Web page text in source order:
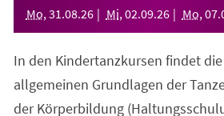
Mo, 31 .08.26 Mi, 02.09.26 Mo, 07.
In den Kindertanzkursen findet
allgemeinen Grundlagen der
der Körperbildung